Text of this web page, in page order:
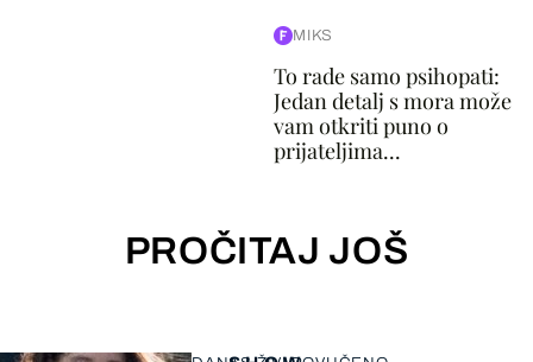
MIKS
To rade samo psihopati:
Jedan detalj s mora može
vam otkriti puno o
prijateljima...
PROČITAJ JOŠ